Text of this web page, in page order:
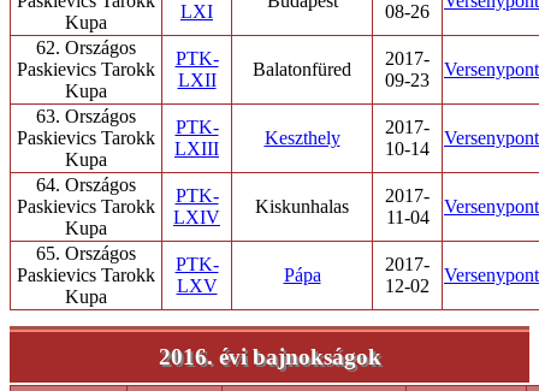
Kupa
LXI
08-26
62. Országos
Paskievics Tarokk
Kupa
PTK-
LXII
Balatonfüred
2017-
09-23
63. Országos
Paskievics Tarokk
Kupa
PTK-
LXIII
Keszthely
2017-
10-14
64. Országos
Paskievics Tarokk
Kupa
PTK-
LXIV
Kiskunhalas
2017-
11-04
65. Országos
Paskievics Tarokk
Kupa
PTK-
LXV
Pápa
2017-
12-02
2016. évi bajnokságok